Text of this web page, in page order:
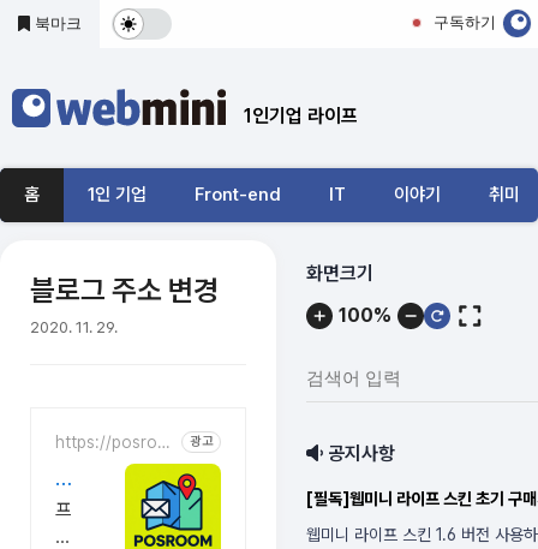
본문 바로가기
북마크 다
및
기
드
구독하기
1인기업 라이프
홈 1인 기업 Front-end IT 이야기 취미
블로그 주소 변경
2020. 11. 29.
https://posroo
광고
우
편
포
프
라
메
내
화면크기
100%
검
색
입
력:
공지사항
[필독]웹미니 라이프 스킨 초기 구
웹미니 라이프 스킨 1.6 버전 사용